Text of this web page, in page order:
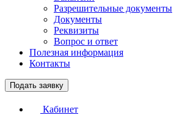
Разрешительные документы
Документы
Реквизиты
Вопрос и ответ
Полезная информация
Контакты
Подать заявку
Кабинет